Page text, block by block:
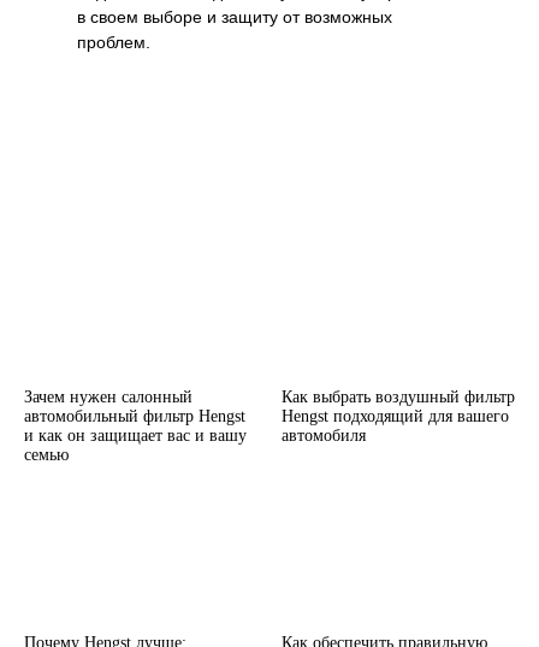
в своем выборе и защиту от возможных
проблем.
Зачем нужен салонный
автомобильный фильтр Hengst
и как он защищает вас и вашу
семью
Как выбрать воздушный фильтр
Hengst подходящий для вашего
автомобиля
Почему Hengst лучше: Как обеспечить правильную